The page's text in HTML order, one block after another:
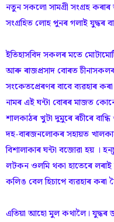
নতুন সকলো সামগ্ৰী সংগ্ৰহ
সংগ্ৰহিত লোহ পুনৰ গলাই যুদ্ধৰ
ইতিহাসবিদ সকলৰ মতে
আৰু ৰাজপ্ৰসাদ বোৰত
সংকেতপ্ৰেৰণৰ বাবে ব্যৱহাৰ
নামৰ এই ঘন্টা বোৰৰ মাজত
শালকাঠৰ খুটা দুমুৰে ৰচীৰে
দহ-বাৰজনলোকৰ সহায়ত
বিশালাকাৰ ঘন্টা বজোৱা
লটকন ওলমি থকা হাতেৰে লৰাই
কলিঙ বেল হিচাপে ব্যৱহাৰ কৰা
এতিয়া আহো মুল কথালৈ। যুদ্ধৰ